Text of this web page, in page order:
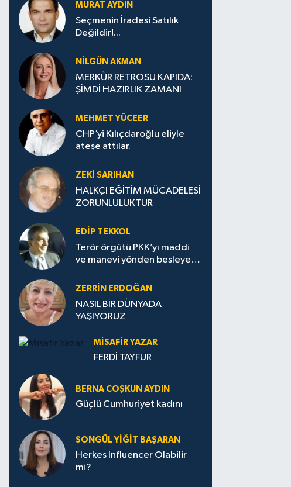
MURAT AYDIN
Seçmenin İradesi Satılık
Değildir!...
NILGÜN AKMAN
MERKÜR RETROSU KAPIDA:
ŞİMDİ HAZIRLIK ZAMANI
MEHMET YÜCEER
CHP’yi Kılıçdaroğlu eliyle
ateşe attılar.
ZEKI SARIHAN
HALKÇI EĞİTİM MÜCADELESİ
ZORUNLULUKTUR
EDIP TEKKOL
Terör örgütü PKK’yı maddi
ve manevi yönden besleyen
ZERRIN ERDOĞAN
NASIL BİR DÜNYADA
YAŞIYORUZ
MISAFIR YAZAR
FERDİ TAYFUR
BERNA COŞKUN AYDIN
Güçlü Cumhuriyet kadını
SONGÜL YIĞIT BAŞARAN
Herkes Influencer Olabilir
mi?